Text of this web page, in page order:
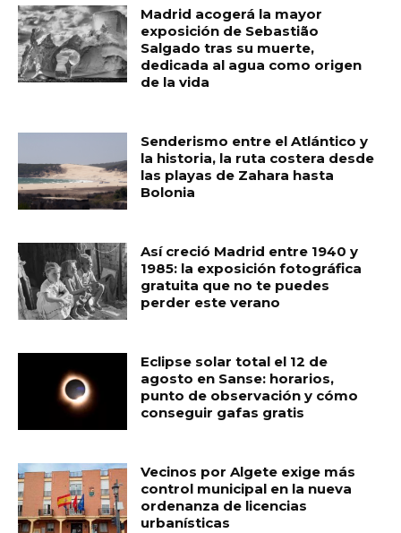
Madrid acogerá la mayor
exposición de Sebastião
Salgado tras su muerte,
dedicada al agua como origen
de la vida
Senderismo entre el Atlántico y
la historia, la ruta costera desde
las playas de Zahara hasta
Bolonia
Así creció Madrid entre 1940 y
1985: la exposición fotográfica
gratuita que no te puedes
perder este verano
Eclipse solar total el 12 de
agosto en Sanse: horarios,
punto de observación y cómo
conseguir gafas gratis
Vecinos por Algete exige más
control municipal en la nueva
ordenanza de licencias
urbanísticas